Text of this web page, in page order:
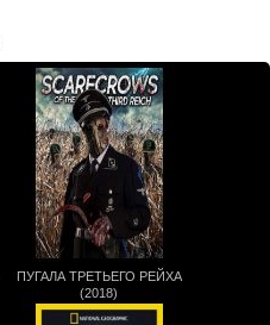
ПУГАЛА ТРЕТЬЕГО РЕЙХА
(2018)